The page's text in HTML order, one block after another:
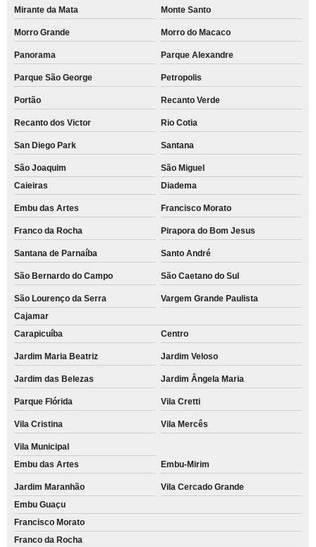
Mirante da Mata Monte Santo
Morro Grande Morro do Macaco
Panorama Parque Alexandre
Parque São George Petropolis
Portão Recanto Verde
Recanto dos Victor Rio Cotia
San Diego Park Santana
São Joaquim
São Miguel
Caieiras
Diadema
Embu das Artes Francisco Morato
Franco da Rocha Pirapora do Bom Jesus
Santana de Parnaíba Santo André
São Bernardo do Campo São Caetano do Sul
São Lourenço da Serra
Vargem Grande Paulista
Cajamar
Carapicuíba
Centro
Jardim Maria Beatriz Jardim Veloso
Jardim das Belezas Jardim Ângela Maria
Parque Flórida Vila Cretti
Vila Cristina Vila Mercês
Vila Municipal
Embu das Artes
Embu-Mirim
Jardim Maranhão
Vila Cercado Grande
Embu Guaçu
Francisco Morato
Franco da Rocha